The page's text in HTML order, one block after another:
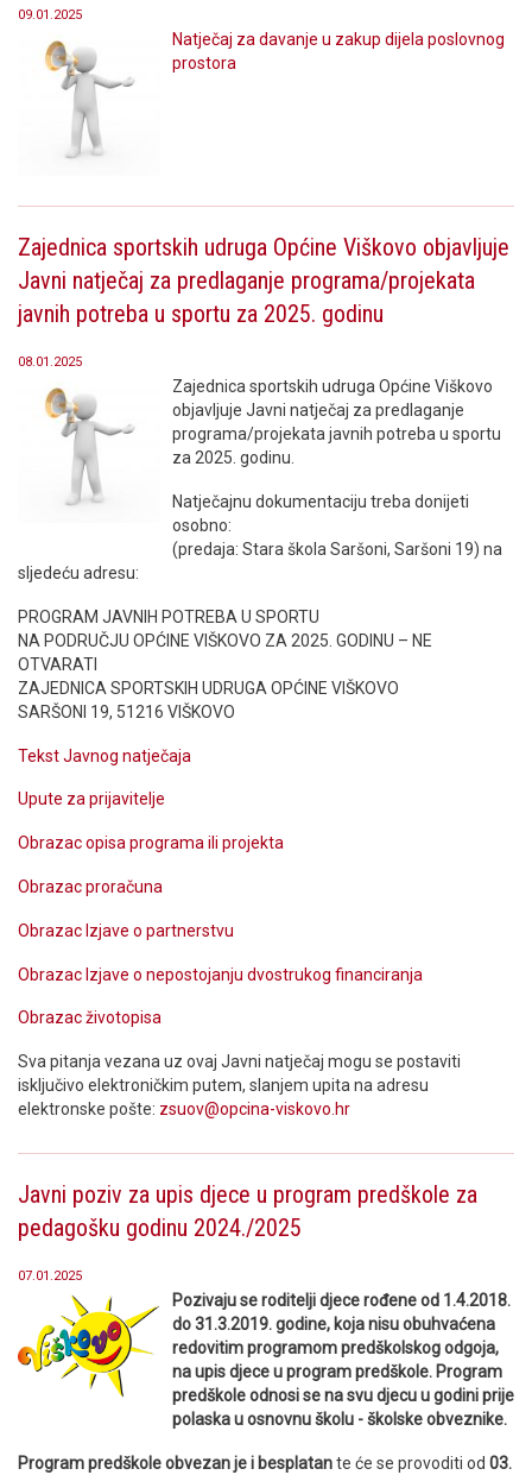
09.01.2025
Natječaj za davanje u zakup dijela poslovnog
prostora
Zajednica sportskih udruga Općine Viškovo objavljuje
Javni natječaj za predlaganje programa/projekata
javnih potreba u sportu za 2025. godinu
08.01.2025
Zajednica sportskih udruga Općine Viškovo
objavljuje Javni natječaj za predlaganje
programa/projekata javnih potreba u sportu
za 2025. godinu.
Natječajnu dokumentaciju treba donijeti
osobno:
(predaja: Stara škola Saršoni, Saršoni 19) na
sljedeću adresu:
PROGRAM JAVNIH POTREBA U SPORTU
NA PODRUČJU OPĆINE VIŠKOVO ZA 2025. GODINU – NE
OTVARATI
ZAJEDNICA SPORTSKIH UDRUGA OPĆINE VIŠKOVO
SARŠONI 19, 51216 VIŠKOVO
Tekst Javnog natječaja
Upute za prijavitelje
Obrazac opisa programa ili projekta
Obrazac proračuna
Obrazac Izjave o partnerstvu
Obrazac Izjave o nepostojanju dvostrukog financiranja
Obrazac životopisa
Sva pitanja vezana uz ovaj Javni natječaj mogu se postaviti
isključivo elektroničkim putem, slanjem upita na adresu
elektronske pošte: zsuov@opcina-viskovo.hr
Javni poziv za upis djece u program predškole za
pedagošku godinu 2024./2025
07.01.2025
Pozivaju se roditelji djece rođene od 1.4.2018.
do 31.3.2019. godine, koja nisu obuhvaćena
redovitim programom predškolskog odgoja,
na upis djece u program predškole. Program
predškole odnosi se na svu djecu u godini prije
polaska u osnovnu školu - školske obveznike.
Program predškole obvezan je i besplatante će se provoditi od 03.